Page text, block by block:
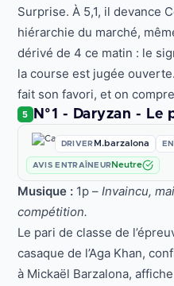
Surprise. À 5,1, il devance
hiérarchie du marché,
dérivé de 4 ce matin : le
la course est jugée
fait son favori, et on
5 N°1 - Daryzan - Le
DRIVER M.barzalona
AVIS ENTRAÎNEUR Neutre
Musique :1p – Invaincu,
compétition.
Le pari de classe de
casaque de l’Aga Khan,
à Mickaël Barzalona,